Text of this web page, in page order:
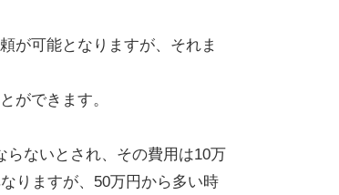
が可能となりますが、それま
ができます。
ないとされ、その費用は10万
りますが、50万円から多い時